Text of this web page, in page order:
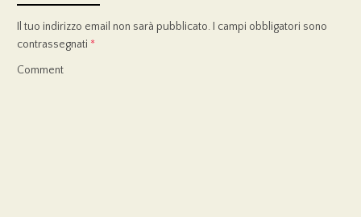
Il tuo indirizzo email non sarà pubblicato.
I campi obbligatori sono
contrassegnati *
Comment